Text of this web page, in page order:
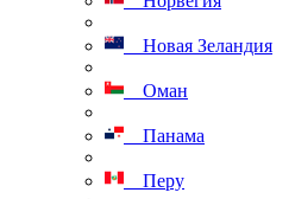
Новая Зеландия
Оман
Панама
Перу